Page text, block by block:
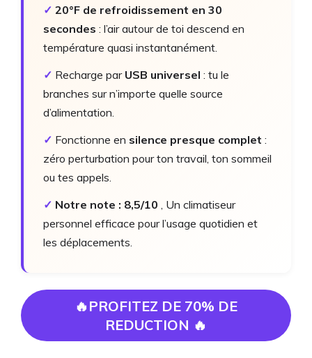
✓ 20°F de refroidissement en 30
secondes : l’air autour de toi descend en
température quasi instantanément.
✓ Recharge par USB universel : tu le
branches sur n’importe quelle source
d’alimentation.
✓ Fonctionne en silence presque complet :
zéro perturbation pour ton travail, ton sommeil
ou tes appels.
✓ Notre note : 8,5/10 , Un climatiseur
personnel efficace pour l’usage quotidien et
les déplacements.
🔥PROFITEZ DE 70% DE
REDUCTION 🔥